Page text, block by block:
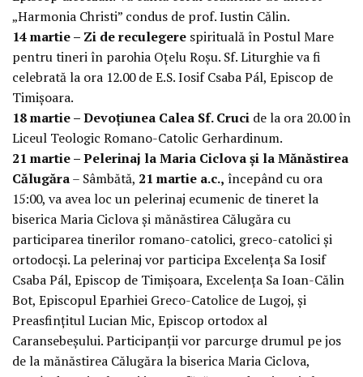
„Harmonia Christi” condus de prof. Iustin Călin.
14 martie – Zi de reculegere spirituală în Postul Mare
pentru tineri în parohia Oțelu Roșu. Sf. Liturghie va fi
celebrată la ora 12.00 de E.S. Iosif Csaba Pál, Episcop de
Timișoara.
18 martie – Devoțiunea Calea Sf. Cruci de la ora 20.00 în
Liceul Teologic Romano-Catolic Gerhardinum.
21 martie – Pelerinaj la Maria Ciclova și la Mănăstirea
Călugăra– Sâmbătă, 21 martie a.c., începând cu ora
15:00, va avea loc un pelerinaj ecumenic de tineret la
biserica Maria Ciclova și mănăstirea Călugăra cu
participarea tinerilor romano-catolici, greco-catolici și
ortodocși. La pelerinaj vor participa Excelența Sa Iosif
Csaba Pál, Episcop de Timișoara, Excelența Sa Ioan-Călin
Bot, Episcopul Eparhiei Greco-Catolice de Lugoj, și
Preasfințitul Lucian Mic, Episcop ortodox al
Caransebeșului. Participanții vor parcurge drumul pe jos
de la mănăstirea Călugăra la biserica Maria Ciclova,